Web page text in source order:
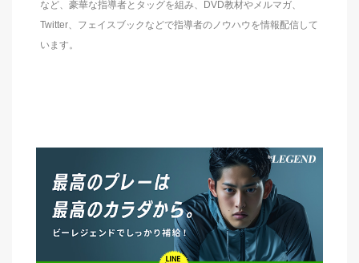
など、豪華な指導者とタッグを組み、DVD教材やメルマガ、
Twitter、フェイスブックなどで指導者のノウハウを情報配信して
います。